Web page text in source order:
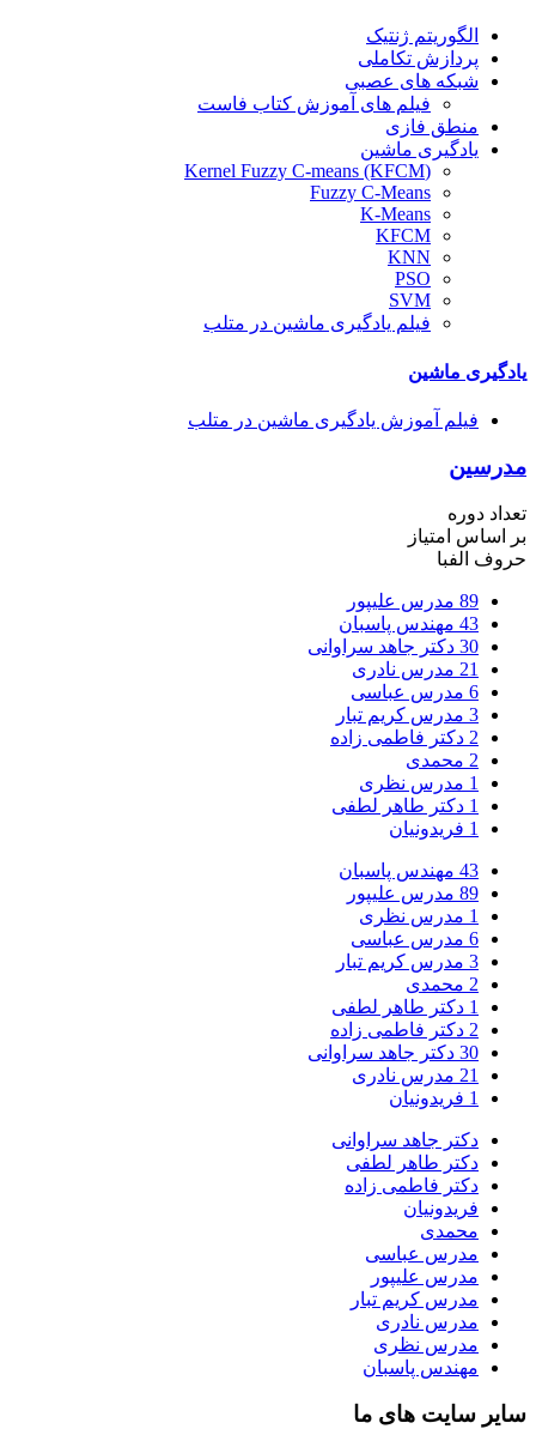
الگوریتم ژنتیک
پردازش تکاملی
شبکه های عصبی
فیلم های آموزش کتاب فاست
منطق فازی
یادگیری ماشین
(Kernel Fuzzy C-means (KFCM
Fuzzy C-Means
K-Means
KFCM
KNN
PSO
SVM
فیلم یادگیری ماشین در متلب
یادگیری ماشین
فیلم آموزش یادگیری ماشین در متلب
مدرسین
تعداد دوره
بر اساس امتیاز
حروف الفبا
89 مدرس علیپور
43 مهندس پاسبان
30 دکتر جاهد سراوانی
21 مدرس نادری
6 مدرس عباسی
3 مدرس کریم تبار
2 دکتر فاطمی زاده
2 محمدی
1 مدرس نظری
1 دکتر طاهر لطفی
1 فریدونیان
43 مهندس پاسبان
89 مدرس علیپور
1 مدرس نظری
6 مدرس عباسی
3 مدرس کریم تبار
2 محمدی
1 دکتر طاهر لطفی
2 دکتر فاطمی زاده
30 دکتر جاهد سراوانی
21 مدرس نادری
1 فریدونیان
دکتر جاهد سراوانی
دکتر طاهر لطفی
دکتر فاطمی زاده
فریدونیان
محمدی
مدرس عباسی
مدرس علیپور
مدرس کریم تبار
مدرس نادری
مدرس نظری
مهندس پاسبان
سایر سایت های ما